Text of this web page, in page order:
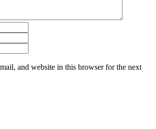
and website in this browser for the next